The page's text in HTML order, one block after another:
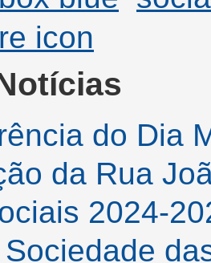
do Dia
da Rua
2024-